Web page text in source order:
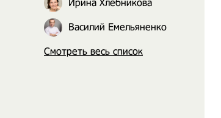
Ирина Хлебникова
Василий Емельяненко
Смотреть весь список